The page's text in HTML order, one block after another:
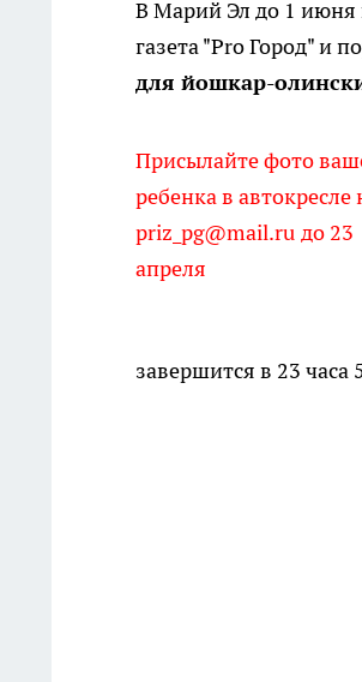
В Марий Эл до 1 июня
газета "Pro Город" и
для йошкар-
Присылайте фото
ребенка в автокресле
priz_pg@mail.ru до 23
апреля
завершится в 23 часа